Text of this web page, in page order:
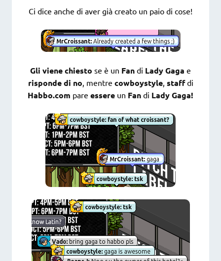
Ci dice anche di aver già creato un paio di cose!
Gli viene chiesto se è un Fan di Lady Gaga e
risponde di no, mentre cowboystyle, staffdi
Habbo.com pare essere un Fan di Lady Gaga!